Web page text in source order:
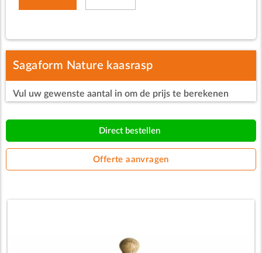
Sagaform Nature kaasrasp
Vul uw gewenste aantal in om de prijs te berekenen
Direct bestellen
Offerte aanvragen